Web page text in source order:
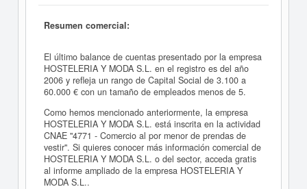
Resumen comercial:
El último balance de cuentas presentado por la empresa
HOSTELERIA Y MODA S.L. en el registro es del año
2006 y refleja un rango de Capital Social de 3.100 a
60.000 € con un tamaño de empleados menos de 5.
Como hemos mencionado anteriormente, la empresa
HOSTELERIA Y MODA S.L. está inscrita en la actividad
CNAE "4771 - Comercio al por menor de prendas de
vestir". Si quieres conocer más información comercial de
HOSTELERIA Y MODA S.L. o del sector, acceda gratis
al informe ampliado de la empresa HOSTELERIA Y
MODA S.L..